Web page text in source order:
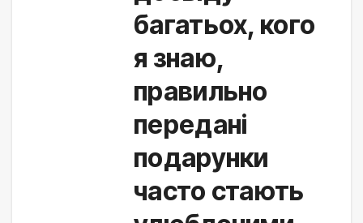
багатьох, кого
я знаю,
правильно
передані
подарунки
часто стають